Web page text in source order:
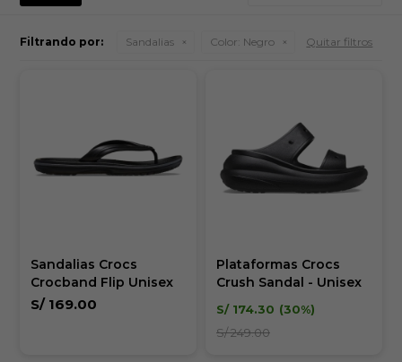
Filtrando por: Sandalias Color: Negro Quitar filtros
Sandalias Crocs
Crocband Flip Unisex
S/ 169.00
Plataformas Crocs
Crush Sandal - Unisex
S/ 174.30
30
S/249.00